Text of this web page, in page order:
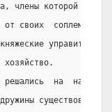
члены которой и по
от своих
управители,
решались  на
существовало